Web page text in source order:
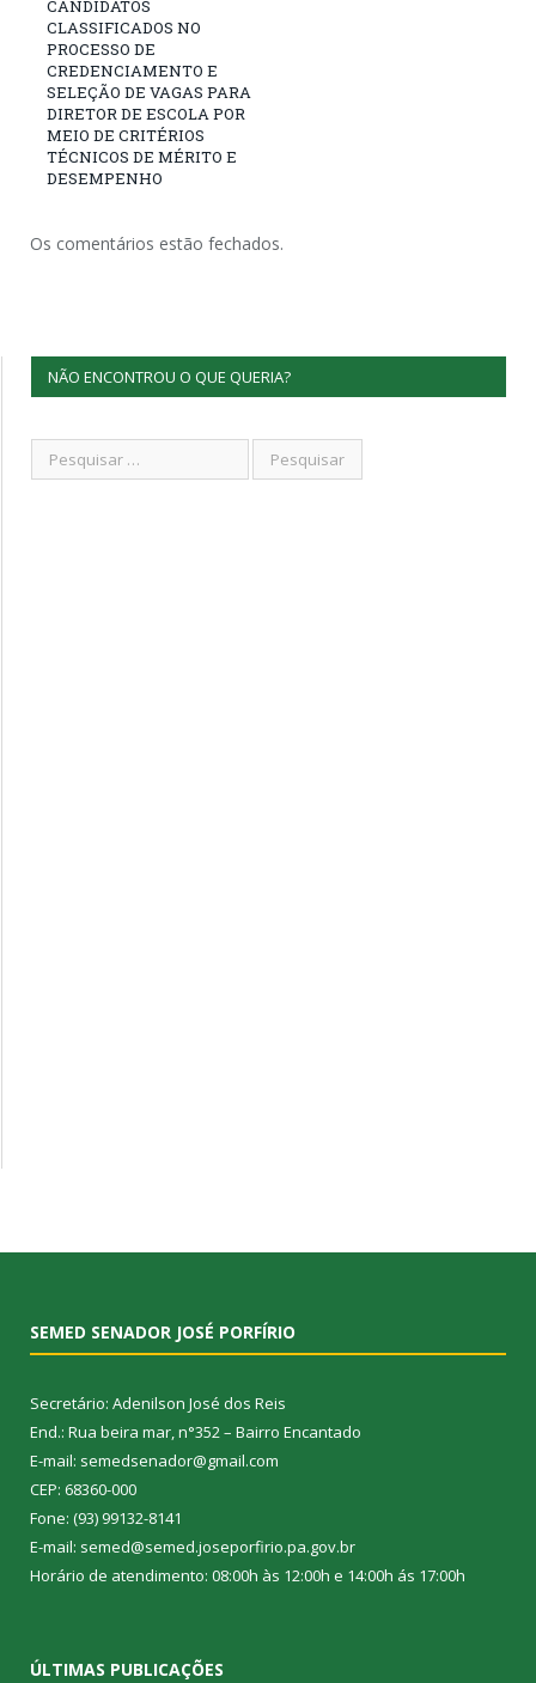
CANDIDATOS
CLASSIFICADOS NO
PROCESSO DE
CREDENCIAMENTO E
SELEÇÃO DE VAGAS PARA
DIRETOR DE ESCOLA POR
MEIO DE CRITÉRIOS
TÉCNICOS DE MÉRITO E
DESEMPENHO
Os comentários estão fechados.
NÃO ENCONTROU O QUE QUERIA?
SEMED SENADOR JOSÉ PORFÍRIO
Secretário: Adenilson José dos Reis
End.: Rua beira mar, n°352 – Bairro Encantado
E-mail: semedsenador@gmail.com
CEP: 68360-000
Fone: (93) 99132-8141
E-mail: semed@semed.joseporfirio.pa.gov.br
Horário de atendimento: 08:00h às 12:00h e 14:00h ás 17:00h
ÚLTIMAS PUBLICAÇÕES